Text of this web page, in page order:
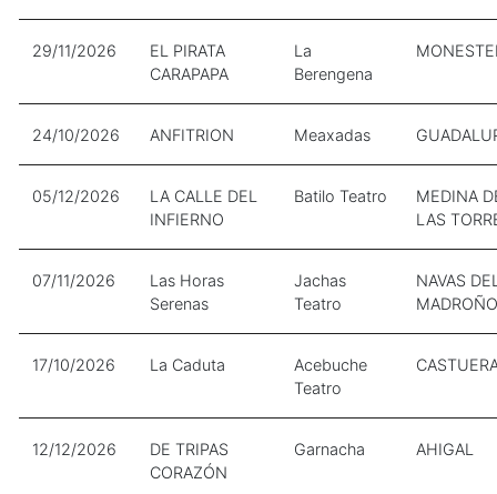
29/11/2026
EL PIRATA
CARAPAPA
La
Berengena
24/10/2026 ANFITRION Meaxadas
05/12/2026
LA CALLE DEL
INFIERNO
Batilo Teatro
MEDINA
LAS
07/11/2026
Las Horas
Serenas
Jachas
Teatro
NAVAS
MADROÑO
17/10/2026 La Caduta
Acebuche
Teatro
12/12/2026
DE TRIPAS
CORAZÓN
Garnacha AHIGAL